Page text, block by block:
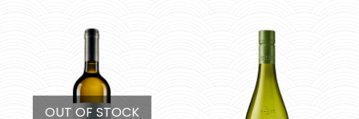
OUT OF STOCK